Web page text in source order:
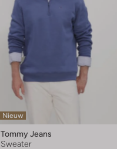
Nieuw
Tommy Jeans
Sweater